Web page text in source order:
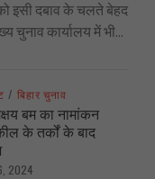
इसी दबाव के चलते बेहद
चुनाव कार्यालय में भी...
/ बिहार चुनाव
बम का नामांकन
के तर्कों के बाद
2024